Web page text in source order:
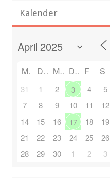
Kalender
M D M D F S
31 1 2 3 4 5
7
8 9 10 11 12
14
15 16 17 18 19
21
22 23 24 25 26
28
29 30 1 2 3